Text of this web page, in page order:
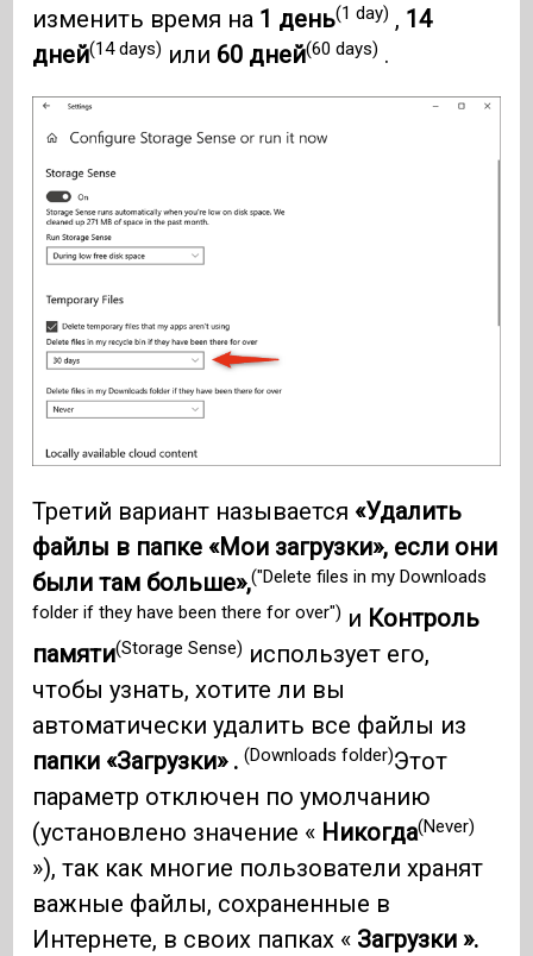
изменить время на 1 день(1 day) , 14
дней(14 days) или 60 дней(60 days) .
Третий вариант называется «Удалить
файлы в папке «Мои загрузки», если они
были там больше»,("Delete files in my Downloads
folder if they have been there for over") и Контроль
памяти(Storage Sense) использует его,
чтобы узнать, хотите ли вы
автоматически удалить все файлы из
папки «Загрузки» .(Downloads folder)Этот
параметр отключен по умолчанию
(установлено значение « Никогда(Never)
»), так как многие пользователи хранят
важные файлы, сохраненные в
Интернете, в своих папках « Загрузки ».